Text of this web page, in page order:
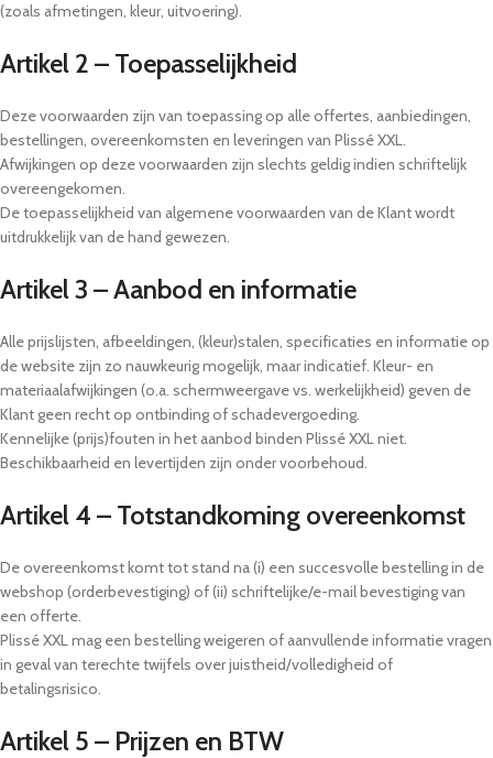
(zoals afmetingen, kleur, uitvoering).
Artikel 2 – Toepasselijkheid
Deze voorwaarden zijn van toepassing op alle offertes, aanbiedingen,
bestellingen, overeenkomsten en leveringen van Plissé XXL.
Afwijkingen op deze voorwaarden zijn slechts geldig indien schriftelijk
overeengekomen.
De toepasselijkheid van algemene voorwaarden van de Klant wordt
uitdrukkelijk van de hand gewezen.
Artikel 3 – Aanbod en informatie
Alle prijslijsten, afbeeldingen, (kleur)stalen, specificaties en informatie op
de website zijn zo nauwkeurig mogelijk, maar indicatief. Kleur- en
materiaalafwijkingen (o.a. schermweergave vs. werkelijkheid) geven de
Klant geen recht op ontbinding of schadevergoeding.
Kennelijke (prijs)fouten in het aanbod binden Plissé XXL niet.
Beschikbaarheid en levertijden zijn onder voorbehoud.
Artikel 4 – Totstandkoming overeenkomst
De overeenkomst komt tot stand na (i) een succesvolle bestelling in de
webshop (orderbevestiging) of (ii) schriftelijke/e-mail bevestiging van
een offerte.
Plissé XXL mag een bestelling weigeren of aanvullende informatie vragen
in geval van terechte twijfels over juistheid/volledigheid of
betalingsrisico.
Artikel 5 – Prijzen en BTW